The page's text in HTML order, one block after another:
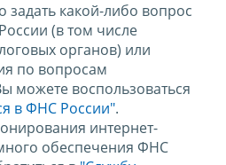
какой-либо вопрос
(в том числе
органов) или
по вопросам
можете воспользоваться
в ФНС России".
интернет-
обеспечения ФНС